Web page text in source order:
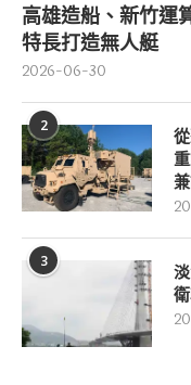
高雄造船、新竹
特長打造無人艇
2026-06-30
2
3